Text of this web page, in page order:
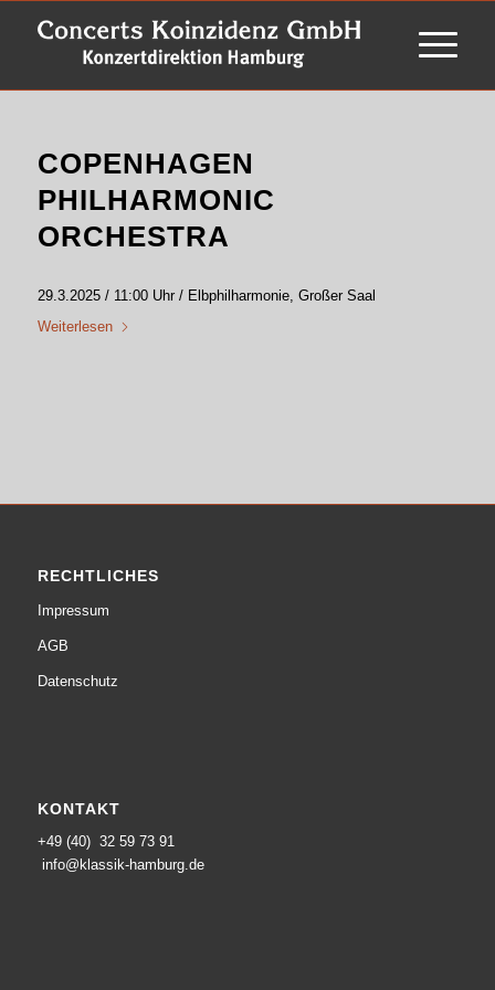
COPENHAGEN
PHILHARMONIC
ORCHESTRA
29.3.2025 / 11:00 Uhr / Elbphilharmonie, Großer Saal
Weiterlesen
RECHTLICHES
Impressum
AGB
Datenschutz
KONTAKT
+49 (40) 32 59 73 91
info@klassik-hamburg.de